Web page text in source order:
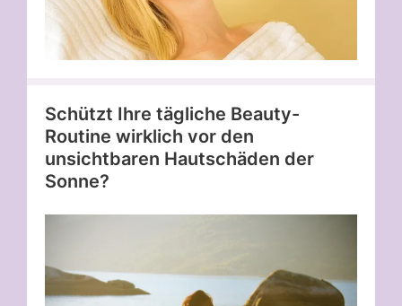
Schützt Ihre tägliche Beauty-
Routine wirklich vor den
unsichtbaren Hautschäden der
Sonne?